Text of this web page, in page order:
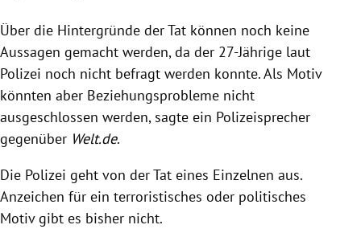
Über die Hintergründe der Tat können noch keine
Aussagen gemacht werden, da der 27-Jährige laut
Polizei noch nicht befragt werden konnte. Als Motiv
könnten aber Beziehungsprobleme nicht
ausgeschlossen werden, sagte ein Polizeisprecher
gegenüber Welt.de.
Die Polizei geht von der Tat eines Einzelnen aus.
Anzeichen für ein terroristisches oder politisches
Motiv gibt es bisher nicht.